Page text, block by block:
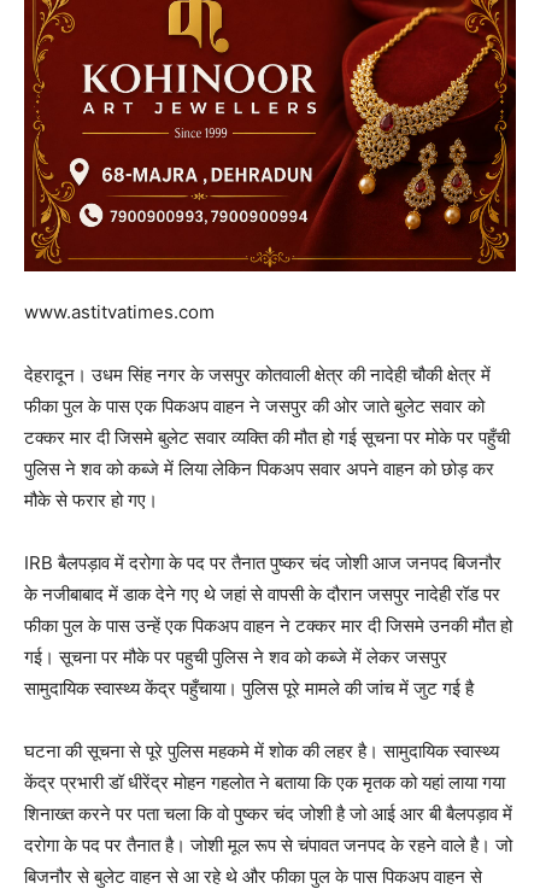
www.astitvatimes.com
देहरादून। उधम सिंह नगर के जसपुर कोतवाली क्षेत्र की नादेही चौकी क्षेत्र में
फीका पुल के पास एक पिकअप वाहन ने जसपुर की ओर जाते बुलेट सवार को
टक्कर मार दी जिसमे बुलेट सवार व्यक्ति की मौत हो गई सूचना पर मोके पर पहुँची
पुलिस ने शव को कब्जे में लिया लेकिन पिकअप सवार अपने वाहन को छोड़ कर
मौके से फरार हो गए।
IRB बैलपड़ाव में दरोगा के पद पर तैनात पुष्कर चंद जोशी आज जनपद बिजनौर
के नजीबाबाद में डाक देने गए थे जहां से वापसी के दौरान जसपुर नादेही रॉड पर
फीका पुल के पास उन्हें एक पिकअप वाहन ने टक्कर मार दी जिसमे उनकी मौत हो
गई। सूचना पर मौके पर पहुची पुलिस ने शव को कब्जे में लेकर जसपुर
सामुदायिक स्वास्थ्य केंद्र पहुँचाया। पुलिस पूरे मामले की जांच में जुट गई है
घटना की सूचना से पूरे पुलिस महकमे में शोक की लहर है। सामुदायिक स्वास्थ्य
केंद्र प्रभारी डॉ धीरेंद्र मोहन गहलोत ने बताया कि एक मृतक को यहां लाया गया
शिनाख्त करने पर पता चला कि वो पुष्कर चंद जोशी है जो आई आर बी बैलपड़ाव में
दरोगा के पद पर तैनात है। जोशी मूल रूप से चंपावत जनपद के रहने वाले है। जो
बिजनौर से बुलेट वाहन से आ रहे थे और फीका पुल के पास पिकअप वाहन से